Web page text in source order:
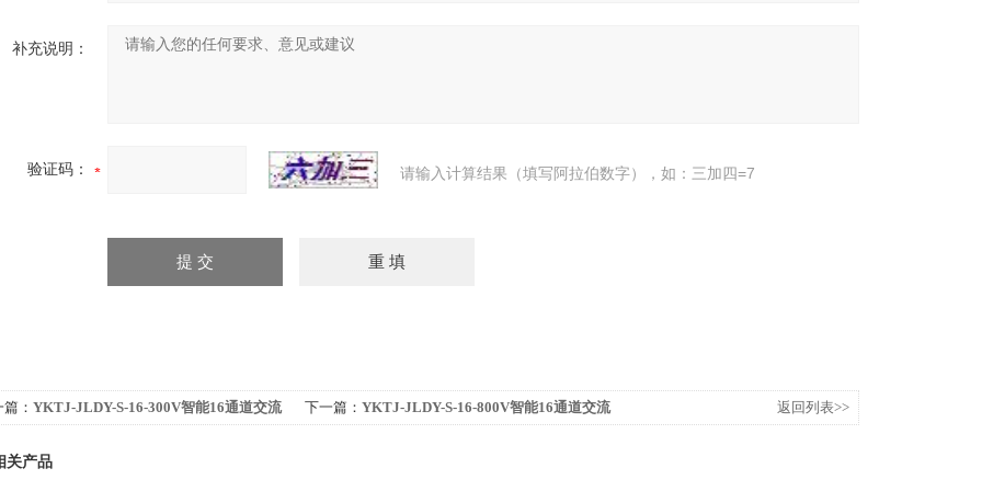
补充说明：
验证码： 请输入计算结果（填写阿拉伯数字），如：三加四=7
： YKTJ-JLDY-S-16-300V智能16通道交流
下一篇： YKTJ-JLDY-S-16-800V智能16通道交流
返回列表>>
关产品